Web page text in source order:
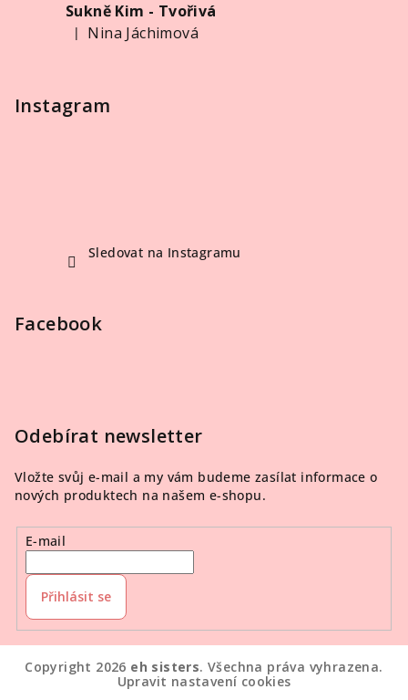
Sukně Kim - Tvořivá
Hodnocení produktu je 5 z 5 hvězdiček.
| Nina Jáchimová
Instagram
Sledovat na Instagramu
Facebook
Odebírat newsletter
Vložte svůj e-mail a my vám budeme zasílat informace o
nových produktech na našem e-shopu.
E-mail
Přihlásit se
Copyright 2026 eh sisters. Všechna práva vyhrazena.
Upravit nastavení cookies